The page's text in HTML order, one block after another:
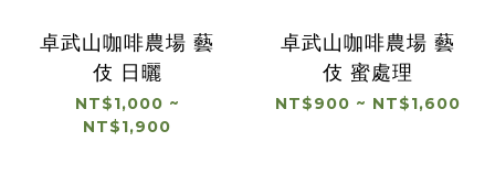
卓武山咖啡農場 藝
伎 日曬
NT$1,000 ~
NT$1,900
卓武山咖啡農場 藝
伎 蜜處理
NT$900 ~ NT$1,600